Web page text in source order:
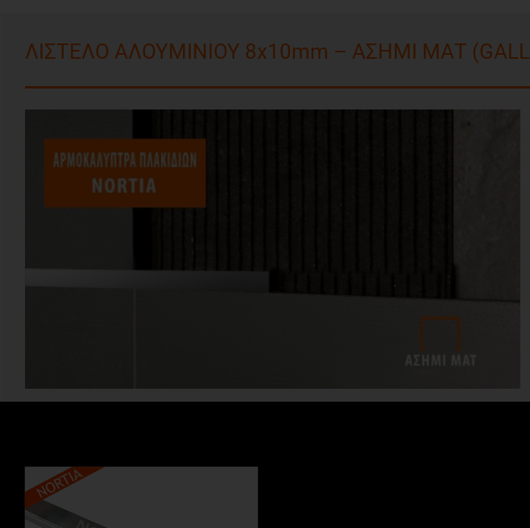
ΛΙΣΤΕΛΟ ΑΛΟΥΜΙΝΙΟΥ 8x10mm – ΑΣΗΜΙ ΜΑΤ